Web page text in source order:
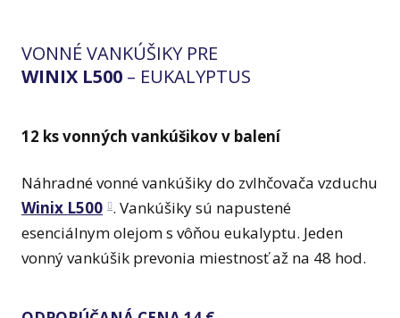
VONNÉ VANKÚŠIKY PRE
WINIX L500 – EUKALYPTUS
12 ks vonných vankúšikov v balení
Náhradné vonné vankúšiky do zvlhčovača vzduchu
Winix L500 . Vankúšiky sú napustené
esenciálnym olejom s vôňou eukalyptu. Jeden
vonný vankúšik prevonia miestnosť až na 48 hod.